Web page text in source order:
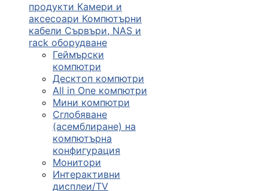
продукти Камери и
аксесоари Компютърни
кабели Сървъри, NAS и
rack оборудване
Геймърски
компютри
Десктоп компютри
All in One компютри
Мини компютри
Сглобяване
(асемблиране) на
компютърна
конфигурация
Монитори
Интерактивни
дисплеи/TV